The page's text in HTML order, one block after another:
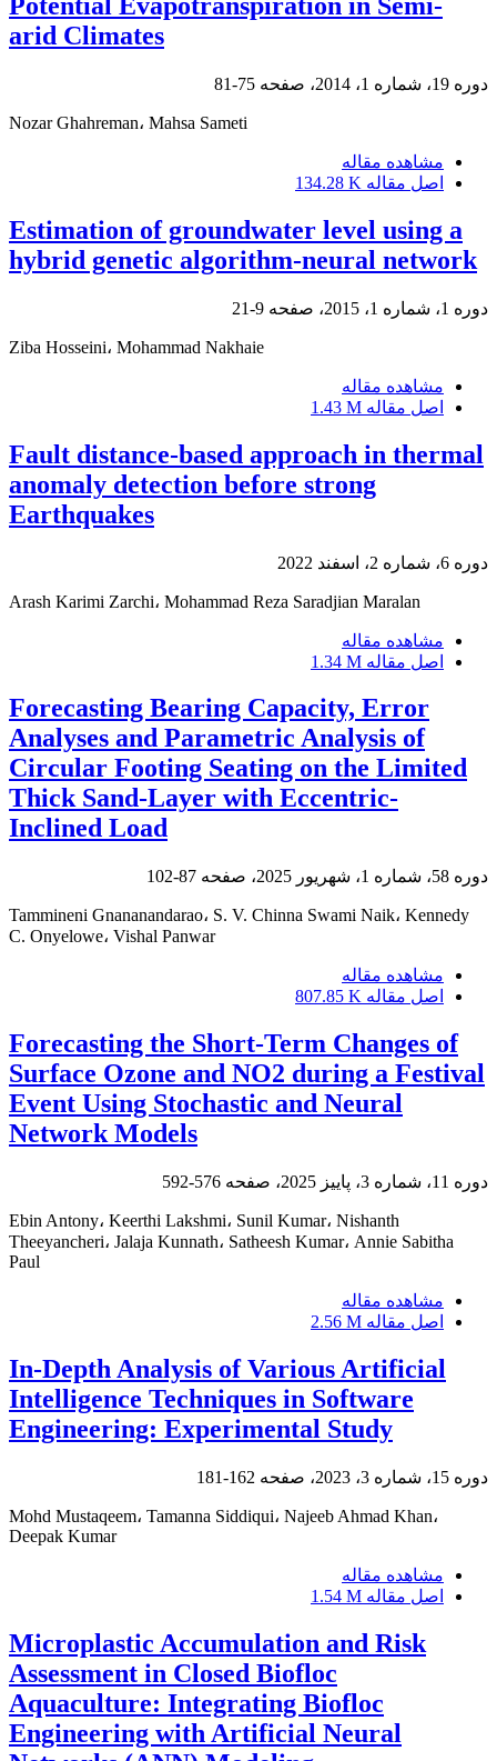
arid Climates
دوره 19، شماره 1، 2014، صفحه 75-81
Nozar Ghahreman، Mahsa Sameti
مشاهده مقاله
اصل مقاله 134.28 K
Estimation of groundwater level using a
hybrid genetic algorithm-neural network
دوره 1، شماره 1، 2015، صفحه 9-21
Ziba Hosseini، Mohammad Nakhaie
مشاهده مقاله
اصل مقاله 1.43 M
Fault distance-based approach in thermal
anomaly detection before strong
Earthquakes
دوره 6، شماره 2، اسفند 2022
Arash Karimi Zarchi، Mohammad Reza Saradjian Maralan
مشاهده مقاله
اصل مقاله 1.34 M
Forecasting Bearing Capacity, Error
Analyses and Parametric Analysis of
Circular Footing Seating on the Limited
Thick Sand-Layer with Eccentric-
Inclined Load
دوره 58، شماره 1، شهریور 2025، صفحه 87-102
Tammineni Gnananandarao، S. V. Chinna Swami Naik، Kennedy
C. Onyelowe، Vishal Panwar
مشاهده مقاله
اصل مقاله 807.85 K
Forecasting the Short-Term Changes of
Surface Ozone and NO2 during a Festival
Event Using Stochastic and Neural
Network Models
دوره 11، شماره 3، پاییز 2025، صفحه 576-592
Ebin Antony، Keerthi Lakshmi، Sunil Kumar، Nishanth
Theeyancheri، Jalaja Kunnath، Satheesh Kumar، Annie Sabitha
Paul
مشاهده مقاله
اصل مقاله 2.56 M
In-Depth Analysis of Various Artificial
Intelligence Techniques in Software
Engineering: Experimental Study
دوره 15، شماره 3، 2023، صفحه 162-181
Mohd Mustaqeem، Tamanna Siddiqui، Najeeb Ahmad Khan،
Deepak Kumar
مشاهده مقاله
اصل مقاله 1.54 M
Microplastic Accumulation and Risk
Assessment in Closed Biofloc
Aquaculture: Integrating Biofloc
Engineering with Artificial Neural